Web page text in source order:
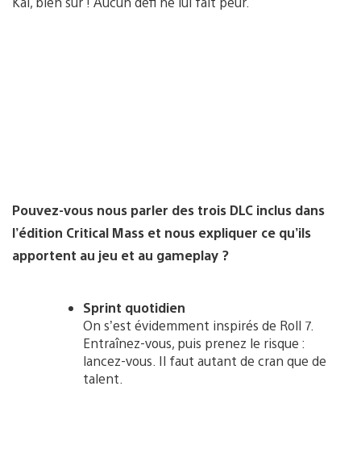
Pouvez-vous nous parler des trois DLC inclus dans
l’édition Critical Mass et nous expliquer ce qu’ils
apportent au jeu et au gameplay ?
Sprint quotidien
On s’est évidemment inspirés de Roll 7.
Entraînez-vous, puis prenez le risque :
lancez-vous. Il faut autant de cran que de
talent.